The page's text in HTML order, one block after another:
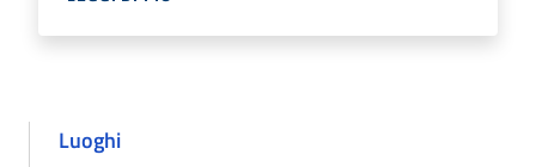
Luoghi